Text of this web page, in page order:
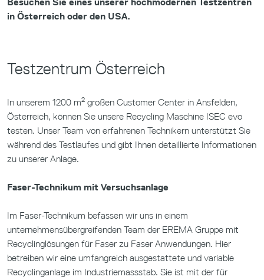
in Österreich oder den USA.
Testzentrum Österreich
In unserem 1200 m2 großen Customer Center in Ansfelden,
Österreich, können Sie unsere Recycling Maschine ISEC evo
testen. Unser Team von erfahrenen Technikern unterstützt Sie
während des Testlaufes und gibt Ihnen detaillierte Informationen
zu unserer Anlage.
Faser-Technikum mit Versuchsanlage
Im Faser-Technikum befassen wir uns in einem
unternehmensübergreifenden Team der EREMA Gruppe mit
Recyclinglösungen für Faser zu Faser Anwendungen. Hier
betreiben wir eine umfangreich ausgestattete und variable
Recyclinganlage im Industriemassstab. Sie ist mit der für